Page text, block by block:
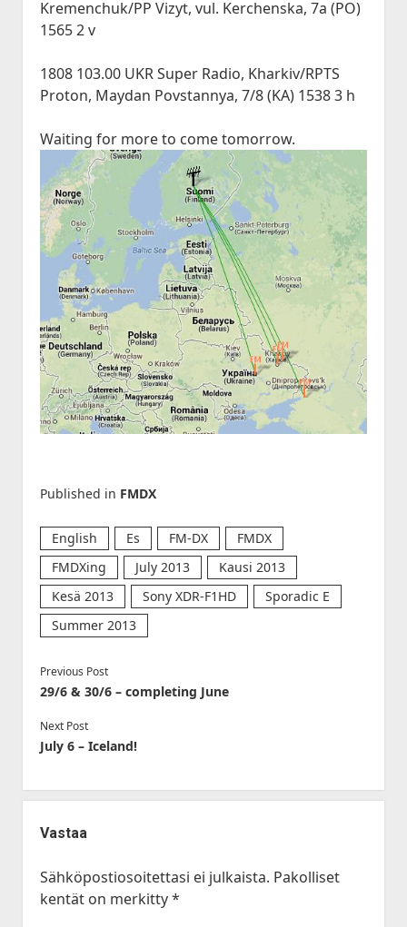
dropdown
Kesä 2009
Kesä 2006
Kesä 2005
Kesä 2000
Kuunteluloki
Kremenchuk/PP Vizyt, vul. Kerchenska, 7a (PO)
1565 2 v
1808 103.00 UKR Super Radio, Kharkiv/RPTS
Proton, Maydan Povstannya, 7/8 (KA) 1538 3 h
Waiting for more to come tomorrow.
Published in FMDX
English Es FM-DX
FMDX
FMDXing
July 2013
Kausi 2013
Kesä 2013
Sony XDR-F1HD
Sporadic E
Summer 2013
Previous Post
29/6 & 30/6 – completing June
Next Post
July 6 – Iceland!
Vastaa
Sähköpostiosoitettasi ei julkaista. Pakolliset
kentät on merkitty*